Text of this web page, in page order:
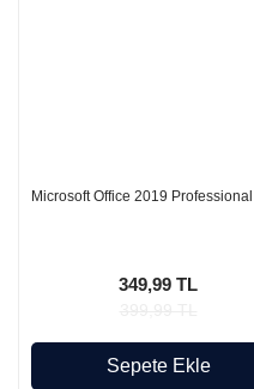
Microsoft Office 2019
349,99 TL
Sepete Ekle